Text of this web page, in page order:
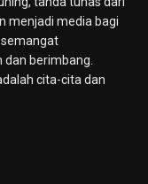
menjadi media bagi
semangat
dan berimbang.
cita-cita dan